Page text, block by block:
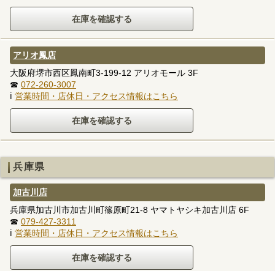
アリオ鳳店
大阪府堺市西区鳳南町3-199-12 アリオモール 3F
☎ 072-260-3007
ℹ 営業時間・店休日・アクセス情報はこちら
兵庫県
加古川店
兵庫県加古川市加古川町篠原町21-8 ヤマトヤシキ加古川店 6F
☎ 079-427-3311
ℹ 営業時間・店休日・アクセス情報はこちら